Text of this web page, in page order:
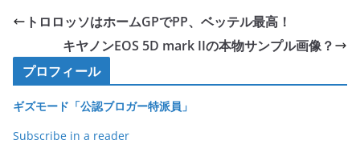
e
b
o
o
k
er et
トロロッソはホームGPでPP、ベッテル最高！
キヤノンEOS 5D mark IIの本物サンプル画像？
プロフィール
ギズモード「公認ブロガー特派員」
Subscribe in a reader